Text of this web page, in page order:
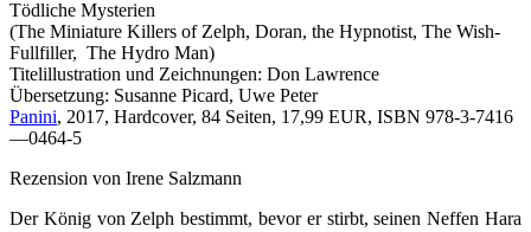
Tödliche Mysterien
(The Miniature Killers of Zelph, Doran, the Hypnotist, The Wish-
Fullfiller, The Hydro Man)
Titelillustration und Zeichnungen: Don Lawrence
Übersetzung: Susanne Picard, Uwe Peter
Panini, 2017, Hardcover, 84 Seiten, 17,99 EUR, ISBN 978-3-7416
—0464-5
Rezension von Irene Salzmann
Der König von Zelph bestimmt, bevor er stirbt, seinen Neffen Hara